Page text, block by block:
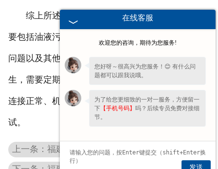
综上所述，易安基 福建伺服阀维修
要包括油液污染、电气故障、机械故障、安装与调试
问题以及其他外部因素。为了减少伺服阀故障的发
生，需要定期进行维护和保养，确保油液清洁、电气
连接正常、机械部件完好，并按照要求进行安装和调
试。
上一条：福建atos比例阀
在线客服
欢迎您的咨询，期待为您服务!
您好呀～很高兴为您服务！😊 有什么问
题都可以跟我说哦。
为了给您更细致的一对一服务，方便留一
下 【手机号码】 吗？后续专员免费对接细
节。
发送